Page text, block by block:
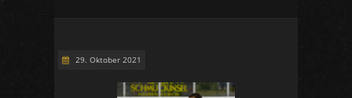
29. Oktober 2021